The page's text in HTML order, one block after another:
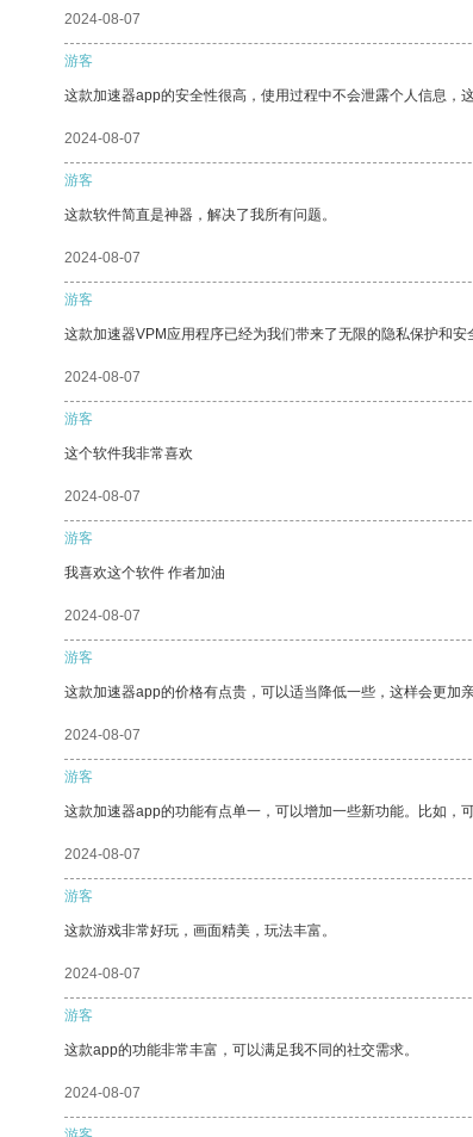
2024-08-07
游客
这款加速器app的安全性很高，使用过程中不会泄露个人信息，
2024-08-07
游客
这款软件简直是神器，解决了我所有问题。
2024-08-07
游客
这款加速器VPM应用程序已经为我们带来了无限的隐私保护和安
2024-08-07
游客
这个软件我非常喜欢
2024-08-07
游客
我喜欢这个软件 作者加油
2024-08-07
游客
这款加速器app的价格有点贵，可以适当降低一些，这样会更加亲
2024-08-07
游客
这款加速器app的功能有点单一，可以增加一些新功能。比如，
2024-08-07
游客
这款游戏非常好玩，画面精美，玩法丰富。
2024-08-07
游客
这款app的功能非常丰富，可以满足我不同的社交需求。
2024-08-07